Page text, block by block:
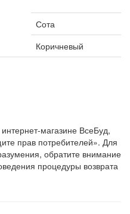
Сота
Коричневый
магазине ВсеБуд,
прав потребителей». Для
обратите внимание
процедуры возврата